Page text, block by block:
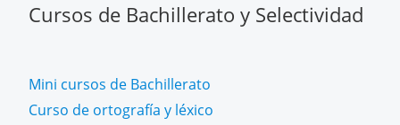
Cursos de Bachillerato y Selectividad
Mini cursos de Bachillerato
Curso de ortografía y léxico